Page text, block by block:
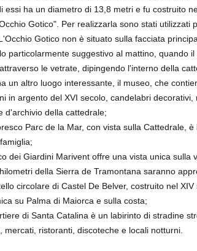
essi ha un diametro di 13,8 metri e fu costruito
Gotico". Per realizzarla sono stati utilizzati
Gotico non è situato sulla facciata
particolarmente suggestivo al mattino, quando
le vetrate, dipingendo l'interno della
un altro luogo interessante, il museo, che
in argento del XVI secolo, candelabri
d'archivio della cattedrale;
Parc de la Mar, con vista sulla Cattedrale,
dei Giardini Marivent offre una vista unica sulla
della Sierra de Tramontana saranno
circolare di Castel De Belver, costruito nel
su Palma di Maiorca e sulla costa;
di Santa Catalina è un labirinto di stradine
mercati, ristoranti, discoteche e locali notturni.